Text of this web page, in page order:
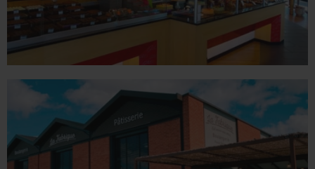
VALENCE
1 place du Champ de Mars - 26000 Valence
Tél. 04 75 60 90 28